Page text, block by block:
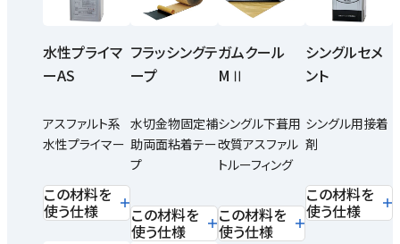
水性プライマ
ーAS
アスファルト系
水性プライマー
この材料を
使う仕様
フラッシングテ
ープ
水切金物固定補
助両面粘着テー
プ
この材料を
使う仕様
ガムクール
MⅡ
シングル下葺用
改質アスファル
トルーフィング
この材料を
使う仕様
シングルセメ
ント
シングル用接着
剤
この材料を
使う仕様